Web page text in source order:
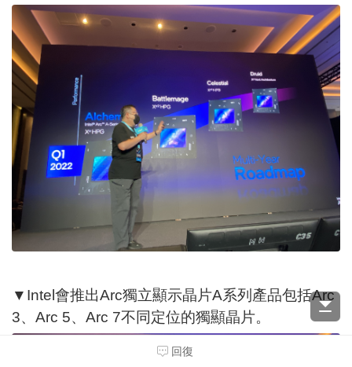
▼Intel會推出Arc獨立顯示晶片A系列產品包括Arc
3、Arc 5、Arc 7不同定位的獨顯晶片。
回復